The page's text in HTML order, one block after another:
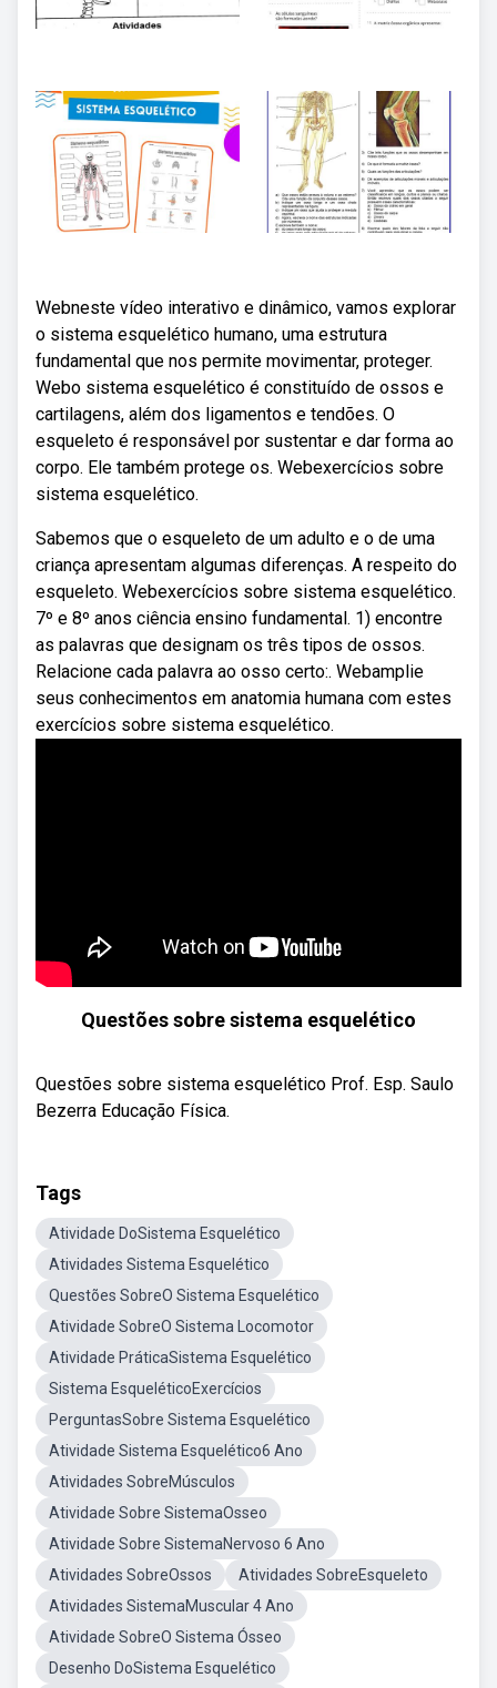
Webneste vídeo interativo e dinâmico, vamos explorar
o sistema esquelético humano, uma estrutura
fundamental que nos permite movimentar, proteger.
Webo sistema esquelético é constituído de ossos e
cartilagens, além dos ligamentos e tendões. O
esqueleto é responsável por sustentar e dar forma ao
corpo. Ele também protege os. Webexercícios sobre
sistema esquelético.
Sabemos que o esqueleto de um adulto e o de uma
criança apresentam algumas diferenças. A respeito do
esqueleto. Webexercícios sobre sistema esquelético.
7º e 8º anos ciência ensino fundamental. 1) encontre
as palavras que designam os três tipos de ossos.
Relacione cada palavra ao osso certo:. Webamplie
seus conhecimentos em anatomia humana com estes
exercícios sobre sistema esquelético.
Questões sobre sistema esquelético
Questões sobre sistema esquelético Prof. Esp. Saulo
Bezerra Educação Física.
Tags
Atividade DoSistema Esquelético
Atividades Sistema Esquelético
Questões SobreO Sistema Esquelético
Atividade SobreO Sistema Locomotor
Atividade PráticaSistema Esquelético
Sistema EsqueléticoExercícios
PerguntasSobre Sistema Esquelético
Atividade Sistema Esquelético6 Ano
Atividades SobreMúsculos
Atividade Sobre SistemaOsseo
Atividade Sobre SistemaNervoso 6 Ano
Atividades SobreOssos
Atividades SobreEsqueleto
Atividades SistemaMuscular 4 Ano
Atividade SobreO Sistema Ósseo
Desenho DoSistema Esquelético